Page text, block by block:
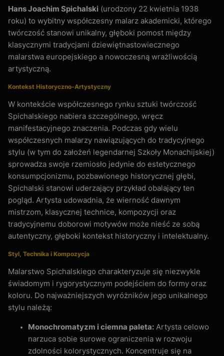
Hans Joachim Spichalski (urodzony 22 kwietnia 1938
roku) to wybitny współczesny malarz akademicki, którego
twórczość stanowi unikalny, głęboki pomost między
klasycznymi tradycjami dziewiętnastowiecznego
malarstwa europejskiego a nowoczesną wrażliwością
artystyczną.
Kontekst Historyczno-Artystyczny
W kontekście współczesnego rynku sztuki twórczość
Spichalskiego nabiera szczególnego, wręcz
manifestacyjnego znaczenia. Podczas gdy wielu
współczesnych malarzy nawiązujących do tradycyjnego
stylu (w tym do założeń legendarnej Szkoły Monachijskiej)
sprowadza swoje rzemiosło jedynie do estetycznego
konsumpcjonizmu, pozbawionego historycznej głębi,
Spichalski stanowi uderzający przykład obalający ten
pogląd. Artysta udowadnia, że wierność dawnym
mistrzom, klasycznej technice, kompozycji oraz
tradycyjnemu doborowi motywów może nieść ze sobą
autentyczny, głęboki kontekst historyczny i intelektualny.
Styl, Technika i Kompozycja
Malarstwo Spichalskiego charakteryzuje się niezwykle
świadomym i rygorystycznym podejściem do formy oraz
koloru. Do najważniejszych wyróżników jego unikalnego
stylu należą:
Monochromatyzm i ciemna paleta: Artysta celowo
narzuca sobie surowe ograniczenia w rozwoju
zdolności kolorystycznych. Koncentruje się na